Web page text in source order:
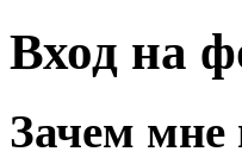
Вход на
Зачем мне